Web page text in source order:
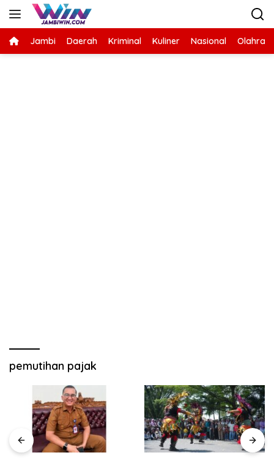
Langsung
Jambi Daerah Kriminal Kuliner Nasional
pemutihan pajak